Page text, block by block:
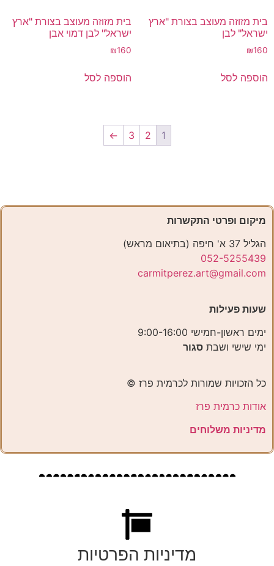
בית מזוזה מעוצב בצורת "ארץ
ישראל" לבן
₪160
הוספה לסל
בית מזוזה מעוצב בצורת "ארץ
ישראל" לבן דמוי אבן
₪160
הוספה לסל
1
2
3
←
מיקום ופרטי התקשרות
הגליל 37 א' חיפה (בתיאום מראש)
052-5255439
carmitperez.art@gmail.com
שעות פעילות
ימים ראשון-חמישי 9:00-16:00
ימי שישי ושבת סגור
כל הזכויות שמורות לכרמית פרז ©️
אודות כרמית פרז
מדיניות משלוחים
מדיניות הפרטיות